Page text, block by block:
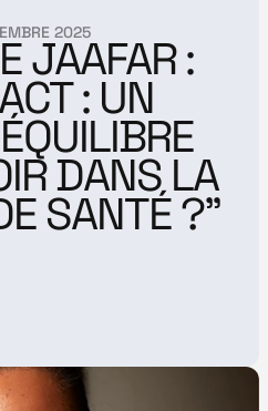
2025
JAAFAR :
: UN
DANS LA
SANTÉ ?"